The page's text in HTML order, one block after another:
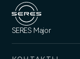
SERES Major